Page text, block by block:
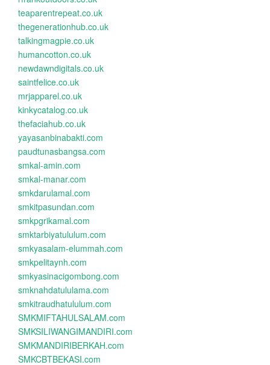
teaparentrepeat.co.uk
thegenerationhub.co.uk
talkingmagpie.co.uk
humancotton.co.uk
newdawndigitals.co.uk
saintfelice.co.uk
mrjapparel.co.uk
kinkycatalog.co.uk
thefaciahub.co.uk
yayasanbinabakti.com
paudtunasbangsa.com
smkal-amin.com
smkal-manar.com
smkdarulamal.com
smkitpasundan.com
smkpgrikamal.com
smktarbiyatululum.com
smkyasalam-elummah.com
smkpelitaynh.com
smkyasinacigombong.com
smknahdatululama.com
smkitraudhatululum.com
SMKMIFTAHULSALAM.com
SMKSILIWANGIMANDIRI.com
SMKMANDIRIBERKAH.com
SMKCBTBEKASI.com